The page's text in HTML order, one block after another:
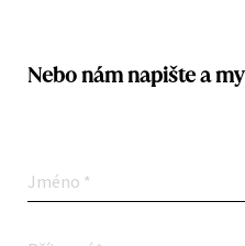
Nebo nám napište a